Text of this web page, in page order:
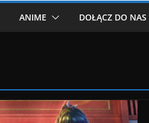
ANIME DOŁĄCZ DO NAS